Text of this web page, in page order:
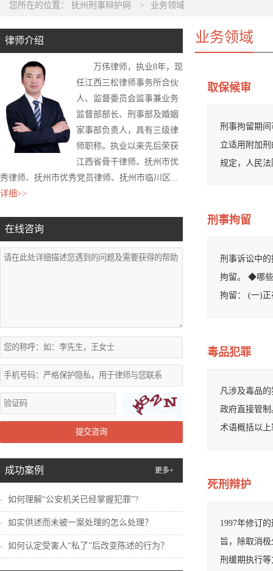
您所在的位置： 抚州刑事辩护网 > 业务领域
律师介绍
万伟律师，执业8年，现
任江西三松律师事务所合伙
人、监督委员会监事兼业务
监督部部长、刑事部及婚姻
家事部负责人，具有三级律
师职称。执业以来先后荣获
江西省骨干律师、抚州市优
秀律师、抚州市优秀党员律师、抚州市临川区...
详细>>
在线咨询
提交咨询
成功案例 更多+
如何理解“公安机关已经掌握犯罪”?
如实供述而未被一案处理的怎么处理？
如何认定受害人“私了”后改变陈述的行为？
业务领域
取保候审
刑事拘留期
立适用附加
规定，人民
刑事拘留
刑事诉讼中
拘留。 ◆哪些
拘留： (一)
毒品犯罪
凡涉及毒品
政府直接管
术语概括以
死刑辩护
1997年修订
旨，除取消
刑缓期执行